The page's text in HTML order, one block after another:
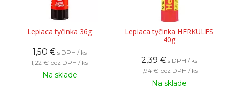
Lepiaca tyčinka 36g
1,50 € s DPH / ks
1,22 € bez DPH / ks
Na sklade
Lepiaca tyčinka HERKULES
40g
2,39 € s DPH / ks
1,94 € bez DPH / ks
Na sklade